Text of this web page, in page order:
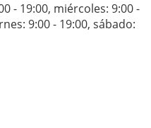
- 19:00, miércoles: 9:00 -
9:00 - 19:00, sábado: